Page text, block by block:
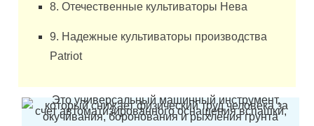
8. Отечественные культиваторы Нева
9. Надежные культиваторы производства
Patriot